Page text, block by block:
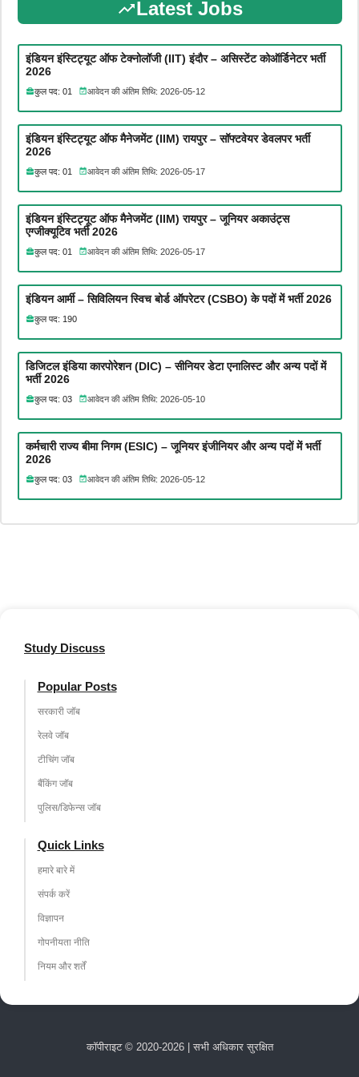
Latest Jobs
इंडियन इंस्टिट्यूट ऑफ टेक्नोलॉजी (IIT) इंदौर – असिस्टेंट कोऑर्डिनेटर भर्ती
2026
कुल पद: 01 आवेदन की अंतिम तिथि: 2026-05-12
इंडियन इंस्टिट्यूट ऑफ मैनेजमेंट (IIM) रायपुर – सॉफ्टवेयर डेवलपर भर्ती
2026
कुल पद: 01 आवेदन की अंतिम तिथि: 2026-05-17
इंडियन इंस्टिट्यूट ऑफ मैनेजमेंट (IIM) रायपुर – जूनियर अकाउंट्स
एग्जीक्यूटिव भर्ती 2026
कुल पद: 01 आवेदन की अंतिम तिथि: 2026-05-17
इंडियन आर्मी – सिविलियन स्विच बोर्ड ऑपरेटर (CSBO) के पदों में भर्ती 2026
कुल पद: 190
डिजिटल इंडिया कारपोरेशन (DIC) – सीनियर डेटा एनालिस्ट और अन्य पदों में
भर्ती 2026
कुल पद: 03 आवेदन की अंतिम तिथि: 2026-05-10
कर्मचारी राज्य बीमा निगम (ESIC) – जूनियर इंजीनियर और अन्य पदों में भर्ती
2026
कुल पद: 03 आवेदन की अंतिम तिथि: 2026-05-12
Study Discuss
Popular Posts
सरकारी जॉब
रेलवे जॉब
टीचिंग जॉब
बैंकिंग जॉब
पुलिस/डिफेन्स जॉब
Quick Links
हमारे बारे में
संपर्क करें
विज्ञापन
गोपनीयता नीति
नियम और शर्तें
कॉपीराइट © 2020-2026 | सभी अधिकार सुरक्षित